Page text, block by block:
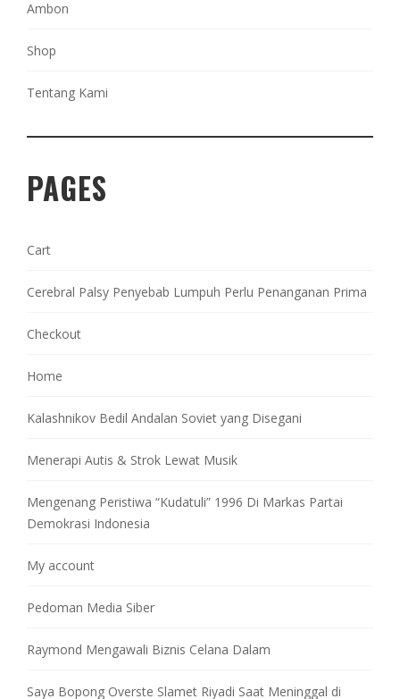
Ambon
Shop
Tentang Kami
PAGES
Cart
Cerebral Palsy Penyebab Lumpuh Perlu Penanganan Prima
Checkout
Home
Kalashnikov Bedil Andalan Soviet yang Disegani
Menerapi Autis & Strok Lewat Musik
Mengenang Peristiwa “Kudatuli” 1996 Di Markas Partai
Demokrasi Indonesia
My account
Pedoman Media Siber
Raymond Mengawali Biznis Celana Dalam
Saya Bopong Overste Slamet Riyadi Saat Meninggal di